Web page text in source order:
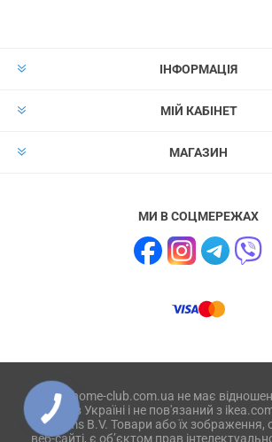
ІНФОРМАЦІЯ
МІЙ КАБІНЕТ
МАГАЗИН
МИ В СОЦМЕРЕЖАХ
Сайт home-club.com.ua не має
IKEA в Україні і не пов'язаний з
Systems B.V. Товари або їх зображення,
веб-сайті, є об’єктом прав